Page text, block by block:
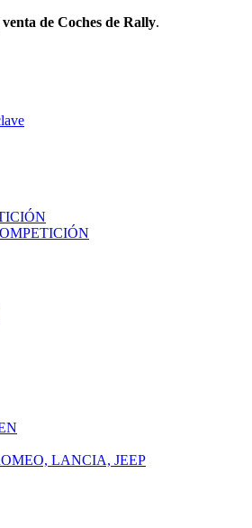
venta de Coches de Rally.
LANCIA, JEEP